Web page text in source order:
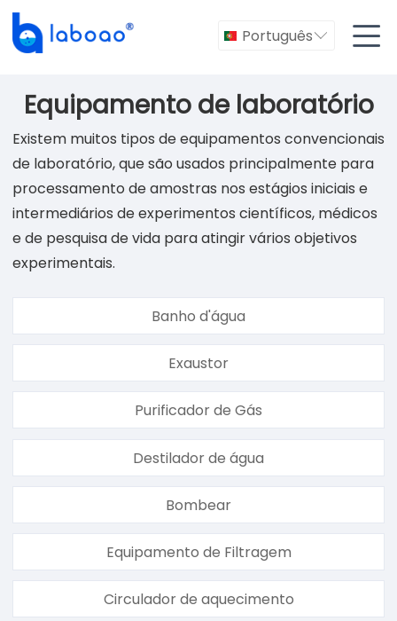
Português 
Equipamento de laboratório
Existem muitos tipos de equipamentos convencionais
de laboratório, que são usados principalmente para
processamento de amostras nos estágios iniciais e
intermediários de experimentos científicos, médicos
e de pesquisa de vida para atingir vários objetivos
experimentais.
Banho d'água
Exaustor
Purificador de Gás
Destilador de água
Bombear
Equipamento de Filtragem
Circulador de aquecimento